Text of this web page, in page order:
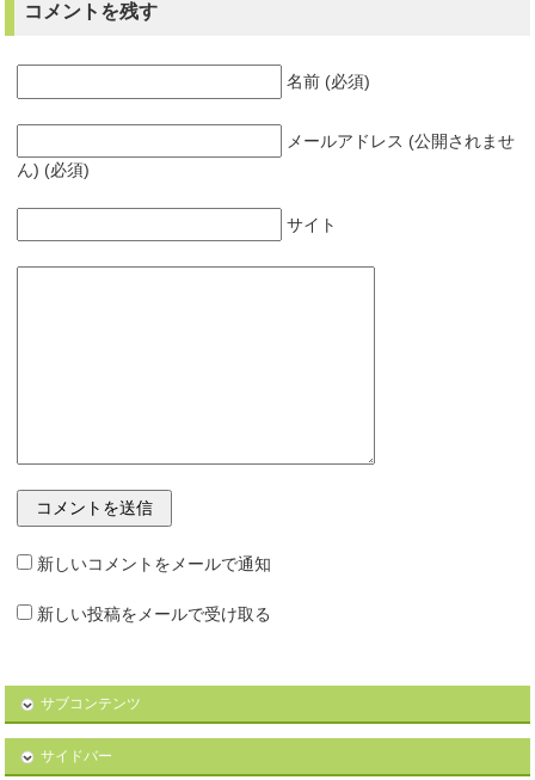
コメントを残す
名前 (必須)
メールアドレス (公開されませ
ん) (必須)
サイト
新しいコメントをメールで通知
新しい投稿をメールで受け取る
サブコンテンツ
サイドバー